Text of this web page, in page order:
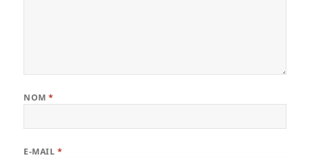
NOM*
E-MAIL *